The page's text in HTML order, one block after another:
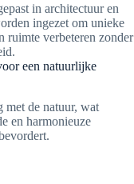
in architectuur en
ingezet om unieke
ruimte verbeteren zonder
een natuurlijke
met de natuur, wat
en harmonieuze